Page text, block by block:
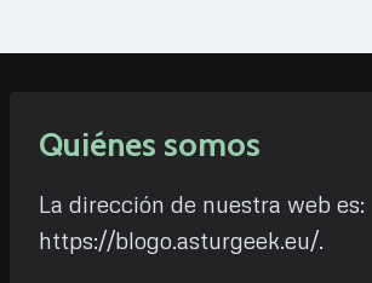
Quiénes somos
La dirección de nuestra web es:
https://blogo.asturgeek.eu/.